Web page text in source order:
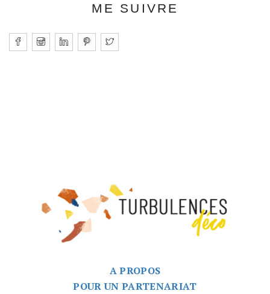
ME SUIVRE
A PROPOS
POUR UN PARTENARIAT